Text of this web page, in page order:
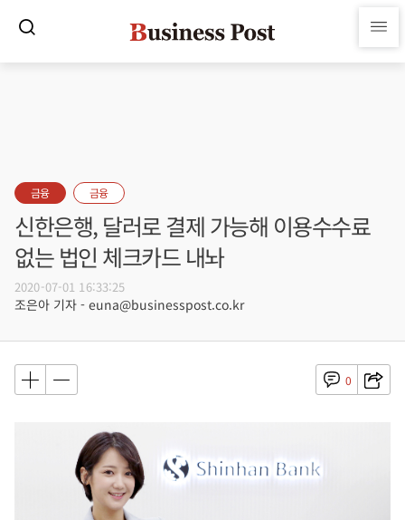
금융 금융
신한은행, 달러로 결제 가능해 이용수수료
없는 법인 체크카드 내놔
2020-07-01 16:33:25
조은아 기자 - euna@businesspost.co.kr
0